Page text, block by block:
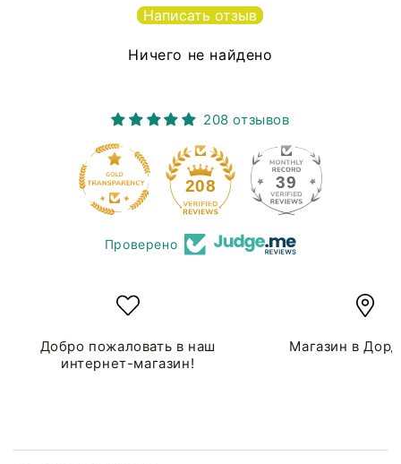
Написать отзыв
Ничего не найдено
208 отзывов
208 39
Проверено
Добро пожаловать в наш
интернет-магазин!
Магазин в